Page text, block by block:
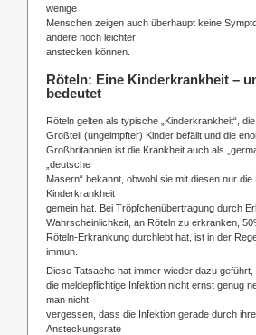
wenige
Menschen zeigen auch überhaupt keine
andere noch leichter
anstecken können.
Röteln: Eine Kinderkrankheit –
bedeutet
Röteln gelten als typische „Kinderkrankheit“,
Großteil (ungeimpfter) Kinder befällt und die
Großbritannien ist die Krankheit auch als
„deutsche
Masern“ bekannt, obwohl sie mit diesen nur die
Kinderkrankheit
gemein hat. Bei Tröpfchenübertragung durch
Wahrscheinlichkeit, an Röteln zu erkranken,
Röteln-Erkrankung durchlebt hat, ist in der
immun.
Diese Tatsache hat immer wieder dazu
die meldepflichtige Infektion nicht ernst genug
man nicht
vergessen, dass die Infektion gerade durch
Ansteckungsrate